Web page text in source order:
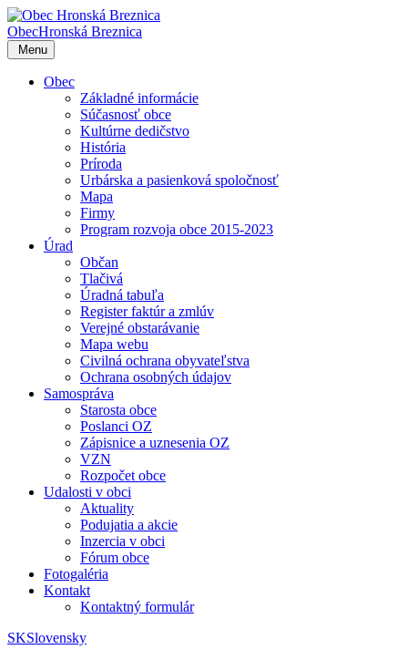
ObecHronská Breznica
Menu
Obec
Základné informácie
Súčasnosť obce
Kultúrne dedičstvo
História
Príroda
Urbárska a pasienková spoločnosť
Mapa
Firmy
Program rozvoja obce 2015-2023
Úrad
Občan
Tlačivá
Úradná tabuľa
Register faktúr a zmlúv
Verejné obstarávanie
Mapa webu
Civilná ochrana obyvateľstva
Ochrana osobných údajov
Samospráva
Starosta obce
Poslanci OZ
Zápisnice a uznesenia OZ
VZN
Rozpočet obce
Udalosti v obci
Aktuality
Podujatia a akcie
Inzercia v obci
Fórum obce
Fotogaléria
Kontakt
Kontaktný formulár
SKSlovensky